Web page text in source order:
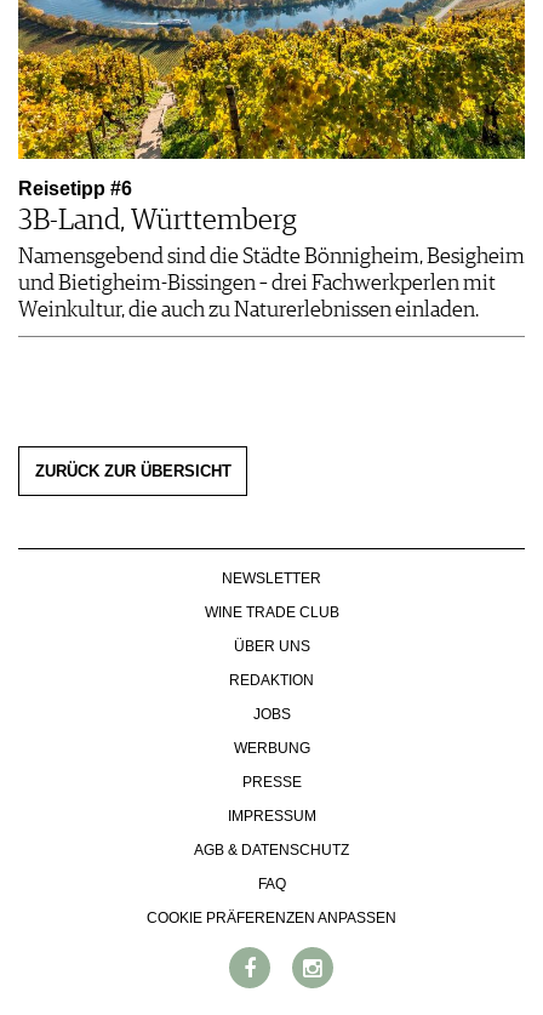
Reisetipp #6
3B-Land, Württemberg
Namensgebend sind die Städte Bönnigheim, Besigheim
und Bietigheim-Bissingen – drei Fachwerkperlen mit
Weinkultur, die auch zu Naturerlebnissen einladen.
ZURÜCK ZUR ÜBERSICHT
NEWSLETTER
WINE TRADE CLUB
ÜBER UNS
REDAKTION
JOBS
WERBUNG
PRESSE
IMPRESSUM
AGB & DATENSCHUTZ
FAQ
COOKIE PRÄFERENZEN ANPASSEN